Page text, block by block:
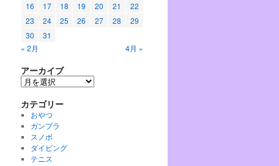
« 2月 4月 »
16
17 18 19 20 21
22
23
24 25 26 27 28
29
30
31
アーカイブ
ア
カ
イ
ブ
カテゴリー
おやつ
ガンプラ
スノボ
ダイビング
テニス